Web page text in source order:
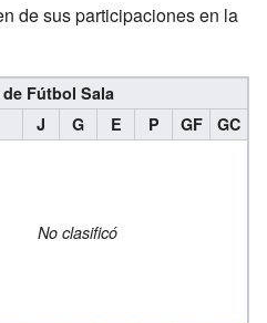
de sus participaciones en la
Fútbol Sala
J G E P GF GC
No clasificó